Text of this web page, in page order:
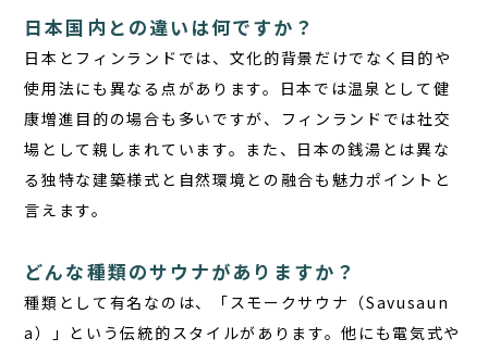
日本国内との違いは何ですか？
日本とフィンランド では、文化的背景だけでなく目的や
使用法にも異なる点があります。日本では温泉として健
康増進目的の場合も多いですが、フィンランドでは社交
場として親しまれています。また、日本の銭湯とは異な
る独特な建築様式と自然環境との融合も魅力ポイントと
言えます。
どんな種類のサウナがありますか？
種類 として有名なのは、「スモークサウナ（Savusaun
a）」という伝統的スタイルがあります。他にも電気式や